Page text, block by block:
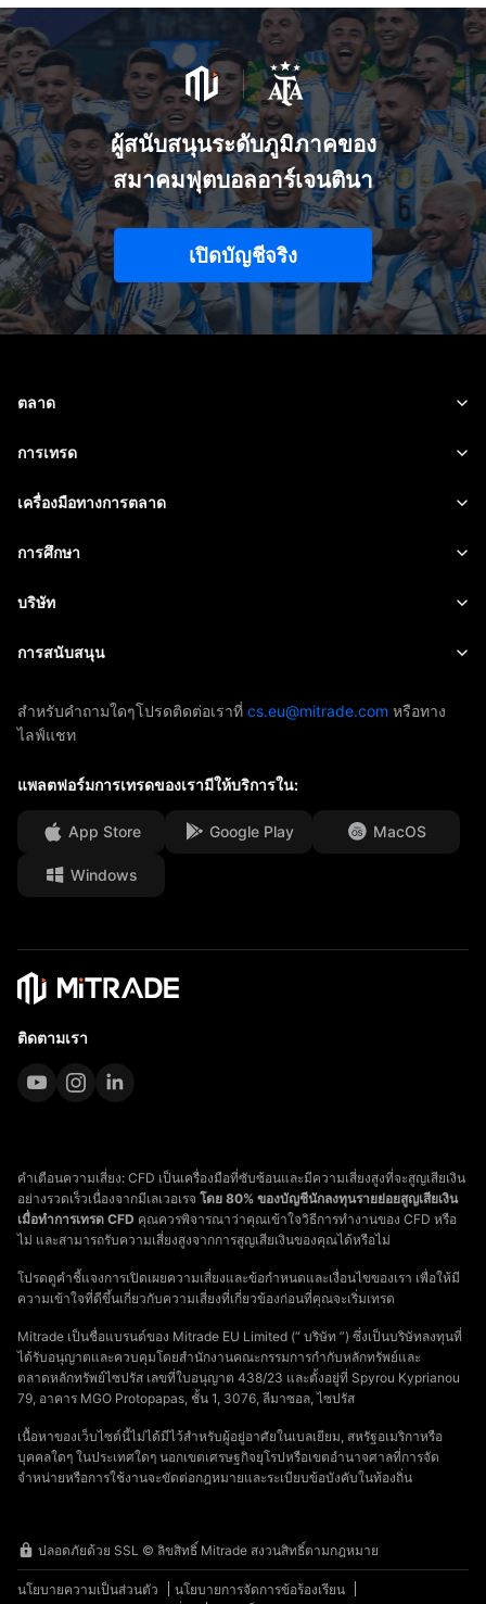
ผู้สนับสนุนระดับภูมิภาคของ
สมาคมฟุตบอลอาร์เจนตินา
เปิดบัญชีจริง
ตลาด
ฟอเร็กซ์
สินค้าโภคภัณฑ์
การเทรด
แพลตฟอร์มของเรา
การจัดการความเสี่ยง
เครื่องมือทางการตลาด
ปฏิทินทางเศรษฐกิจ
ข่าวสาร
การศึกษา
เริ่มต้น
EBook
บริษัท
เกี่ยวกับ Mitrade
รางวัลของเรา
ศูนย์มีเดีย
โอกาสในอาชีพ
เอกสารทางกฎหมาย
การสนับสนุน
ศูนย์ช่วยเหลือ
คำถามที่พบบ่อย
สำหรับคำถามใดๆโปรดติดต่อเราที่ cs.eu@mitrade.com หรือทาง
ไลฟ์แชท
แพลตฟอร์มการเทรดของเรามีให้บริการใน:
App Store Google Play MacOS
Windows
ติดตามเรา
คำเตือนความเสี่ยง: CFD เป็นเครื่องมือที่ซับซ้อนและมีความเสี่ยงสูงที่จะสูญเสียเงิน
อย่างรวดเร็วเนื่องจากมีเลเวอเรจ โดย 80% ของบัญชีนักลงทุนรายย่อยสูญเสียเงิน
เมื่อทำการเทรด CFD คุณควรพิจารณาว่าคุณเข้าใจวิธีการทำงานของ CFD หรือ
ไม่ และสามารถรับความเสี่ยงสูงจากการสูญเสียเงินของคุณได้หรือไม่
โปรดดูคำชี้แจงการเปิดเผยความเสี่ยงและข้อกำหนดและเงื่อนไขของเรา เพื่อให้มี
ความเข้าใจที่ดีขึ้นเกี่ยวกับความเสี่ยงที่เกี่ยวข้องก่อนที่คุณจะเริ่มเทรด
Mitrade เป็นชื่อแบรนด์ของ Mitrade EU Limited (“ บริษัท ”) ซึ่งเป็นบริษัทลงทุนที่
ได้รับอนุญาตและควบคุมโดยสำนักงานคณะกรรมการกำกับหลักทรัพย์และ
ตลาดหลักทรัพย์ไซปรัส เลขที่ใบอนุญาต 438/23 และตั้งอยู่ที่ Spyrou Kyprianou
79, อาคาร MGO Protopapas, ชั้น 1, 3076, ลีมาซอล, ไซปรัส
เนื้อหาของเว็บไซต์นี้ไม่ได้มีไว้สำหรับผู้อยู่อาศัยในเบลเยียม, สหรัฐอเมริกาหรือ
บุคคลใดๆ ในประเทศใดๆ นอกเขตเศรษฐกิจยุโรปหรือเขตอำนาจศาลที่การจัด
จำหน่ายหรือการใช้งานจะขัดต่อกฎหมายและระเบียบข้อบังคับในท้องถิ่น
ปลอดภัยด้วย SSL © ลิขสิทธิ์ Mitrade สงวนสิทธิ์ตามกฎหมาย
นโยบายความเป็นส่วนตัว
นโยบายการจัดการข้อร้องเรียน